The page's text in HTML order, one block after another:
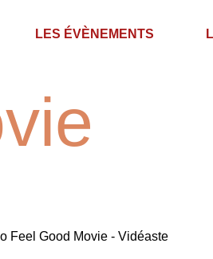
LES ÉVÈNEMENTS